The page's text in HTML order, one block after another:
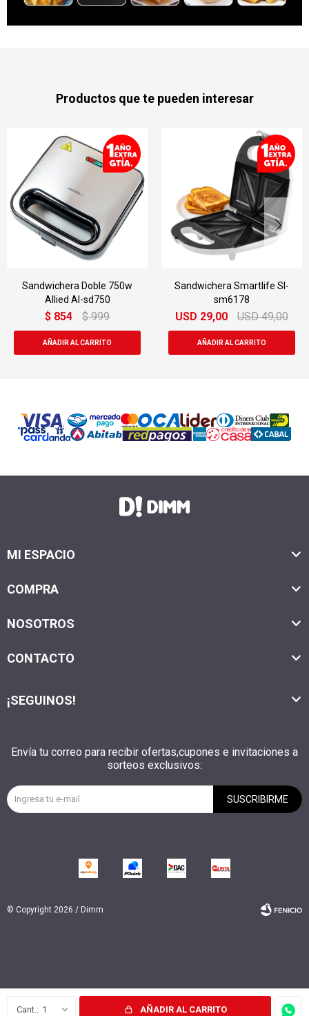
1 AÑADIR AL CARRITO
Productos que te pueden interesar
Doble 750w
Al-sd750
999
Sandwichera Smartlife Sl-
USD 49,00 USD
MI ESPACIO
COMPRA
NOSOTROS
CONTACTO
Envía tu correo para recibir ofertas,cupones e invitaciones a
sorteos exclusivos:
SUSCRIBIRME
¡SEGUINOS!
© Copyright 2026 / Dimm
Fenicio